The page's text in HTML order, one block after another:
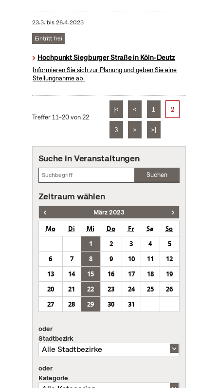
23.3. bis26.4.2023
Eintritt frei
Hochpunkt Siegburger Straße in Köln-Deutz
Informieren Sie sich zur Planung und geben Sie eine
Stellungnahme ab.
Treffer 11–20 von 22
|< < 1 2
3 > >|
Suche in Veranstaltungen
Suchen
Zeitraum wählen
März 2023
Mo Di Mi Do Fr Sa
So
1
2 3 4
5
6
7 8 9 10 11
12
13
14 15 16 17 18
19
20
21 22 23 24 25
26
27
28 29 30 31
oder
Stadtbezirk
oder
Kategorie